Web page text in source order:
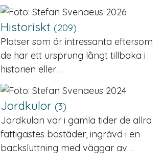
Historiskt (209)
Platser som är intressanta eftersom
de har ett ursprung långt tillbaka i
historien eller…
Jordkulor (3)
Jordkulan var i gamla tider de allra
fattigastes bostäder, ingrävd i en
backsluttning med väggar av…